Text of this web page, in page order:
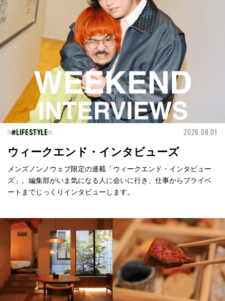
LIFESTYLE 2026.08.01
ウィークエンド・インタビューズ
メンズノンノウェブ限定の連載「ウィークエンド・インタビュー
ズ」。編集部がいま気になる人に会いに行き、仕事からプライベ
ートまでじっくりインタビューします。